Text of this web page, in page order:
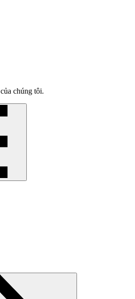
của chúng tôi.